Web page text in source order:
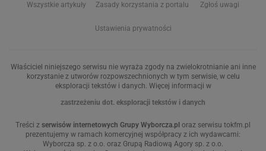
Wszystkie artykuły Zasady korzystania z portalu Zgłoś uwagi
Ustawienia prywatności
Właściciel niniejszego serwisu nie wyraża zgody na zwielokrotnianie ani inne
korzystanie z utworów rozpowszechnionych w tym serwisie, w celu
eksploracji tekstów i danych. Więcej informacji w
zastrzeżeniu dot. eksploracji tekstów i danych
Treści z serwisów internetowych Grupy Wyborcza.pl oraz serwisu tokfm.pl
prezentujemy w ramach komercyjnej współpracy z ich wydawcami:
Wyborcza sp. z o.o. oraz Grupą Radiową Agory sp. z o.o.